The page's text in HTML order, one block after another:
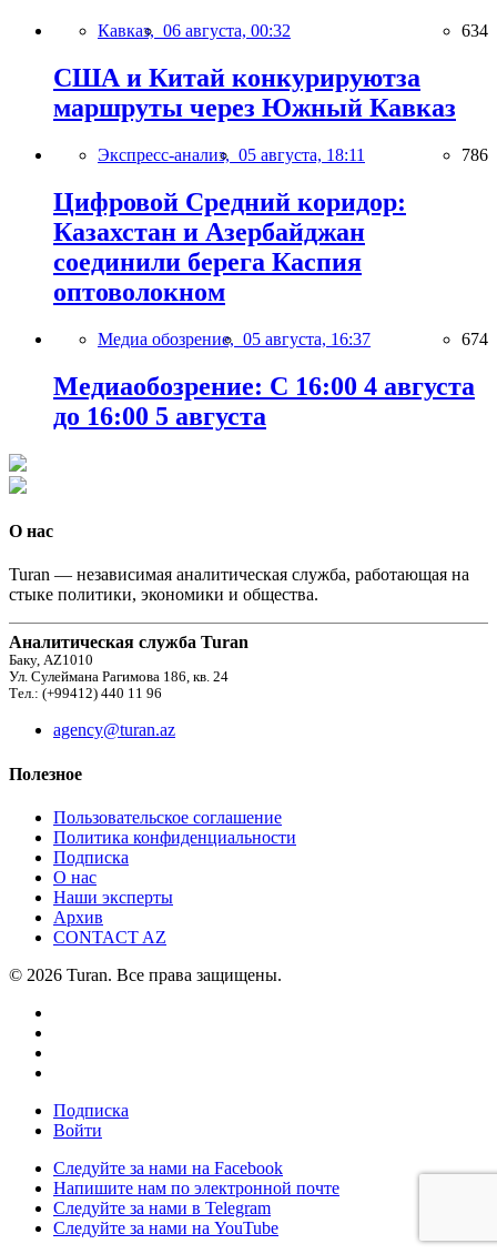
Кавказ, 06 августа, 00:32 634
США и Китай конкурируютза
маршруты через Южный Кавказ
Экспресс-анализ, 05 августа, 18:11 786
Цифровой Средний коридор:
Казахстан и Азербайджан
соединили берега Каспия
оптоволокном
Медиа обозрение, 05 августа, 16:37 674
Медиаобозрение: С 16:00 4 августа
до 16:00 5 августа
О нас
Turan — независимая аналитическая служба, работающая на
стыке политики, экономики и общества.
Аналитическая служба Turan
Баку, AZ1010
Ул. Сулеймана Рагимова 186, кв. 24
Тел.: (+99412) 440 11 96
agency@turan.az
Полезное
Пользовательское соглашение
Политика конфиденциальности
Подписка
О нас
Наши эксперты
Архив
CONTACT AZ
© 2026 Turan. Все права защищены.
Подписка
Войти
Следуйте за нами на Facebook
Напишите нам по электронной почте
Следуйте за нами в Telegram
Следуйте за нами на YouTube